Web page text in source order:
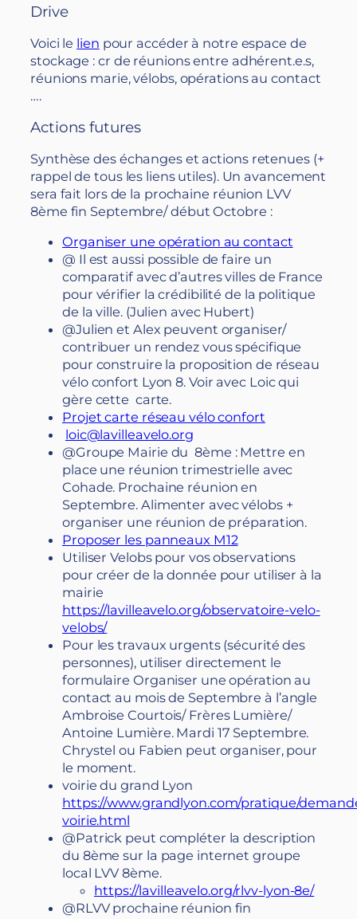
Drive
Voici le lien pour accéder à notre espace de
stockage : cr de réunions entre adhérent.e.s,
réunions marie, vélobs, opérations au contact
….
Actions futures
Synthèse des échanges et actions retenues (+
rappel de tous les liens utiles). Un avancement
sera fait lors de la prochaine réunion LVV
8ème fin Septembre/ début Octobre :
Organiser une opération au contact
@ Il est aussi possible de faire un
comparatif avec d’autres villes de France
pour vérifier la crédibilité de la politique
de la ville. (Julien avec Hubert)
@Julien et Alex peuvent organiser/
contribuer un rendez vous spécifique
pour construire la proposition de réseau
vélo confort Lyon 8. Voir avec Loic qui
gère cette carte.
Projet carte réseau vélo confort
loic@lavilleavelo.org
@Groupe Mairie du 8ème : Mettre en
place une réunion trimestrielle avec
Cohade. Prochaine réunion en
Septembre. Alimenter avec vélobs +
organiser une réunion de préparation.
Proposer les panneaux M12
Utiliser Velobs pour vos observations
pour créer de la donnée pour utiliser à la
mairie
https://lavilleavelo.org/observatoire-velo-
velobs/
Pour les travaux urgents (sécurité des
personnes), utiliser directement le
formulaire Organiser une opération au
contact au mois de Septembre à l’angle
Ambroise Courtois/ Frères Lumière/
Antoine Lumière. Mardi 17 Septembre.
Chrystel ou Fabien peut organiser, pour
le moment.
voirie du grand Lyon
https://www.grandlyon.com/pratique/
voirie.html
@Patrick peut compléter la description
du 8ème sur la page internet groupe
local LVV 8ème.
https://lavilleavelo.org/rlvv-lyon-8e/
@RLVV prochaine réunion fin